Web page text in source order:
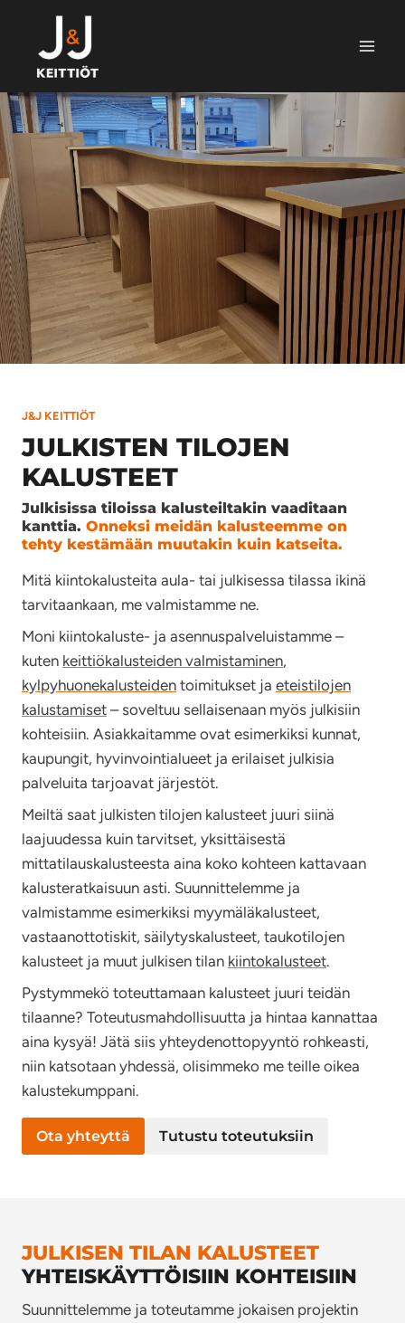
J&J KEITTIÖT
JULKISTEN TILOJEN
KALUSTEET
Julkisissa tiloissa kalusteiltakin vaaditaan
kanttia. Onneksi meidän kalusteemme on
tehty kestämään muutakin kuin katseita.
Mitä kiintokalusteita aula- tai julkisessa tilassa ikinä
tarvitaankaan, me valmistamme ne.
Moni kiintokaluste- ja asennuspalveluistamme –
kuten keittiökalusteiden valmistaminen,
kylpyhuonekalusteiden toimitukset ja eteistilojen
kalustamiset – soveltuu sellaisenaan myös julkisiin
kohteisiin. Asiakkaitamme ovat esimerkiksi kunnat,
kaupungit, hyvinvointialueet ja erilaiset julkisia
palveluita tarjoavat järjestöt.
Meiltä saat julkisten tilojen kalusteet juuri siinä
laajuudessa kuin tarvitset, yksittäisestä
mittatilauskalusteesta aina koko kohteen kattavaan
kalusteratkaisuun asti. Suunnittelemme ja
valmistamme esimerkiksi myymäläkalusteet,
vastaanottotiskit, säilytyskalusteet, taukotilojen
kalusteet ja muut julkisen tilan kiintokalusteet.
Pystymmekö toteuttamaan kalusteet juuri teidän
tilaanne? Toteutusmahdollisuutta ja hintaa kannattaa
aina kysyä! Jätä siis yhteydenottopyyntö rohkeasti,
niin katsotaan yhdessä, olisimmeko me teille oikea
kalustekumppani.
Ota yhteyttä Tutustu toteutuksiin
JULKISEN TILAN KALUSTEET
YHTEISKÄYTTÖISIIN KOHTEISIIN
Suunnittelemme ja toteutamme jokaisen projektin